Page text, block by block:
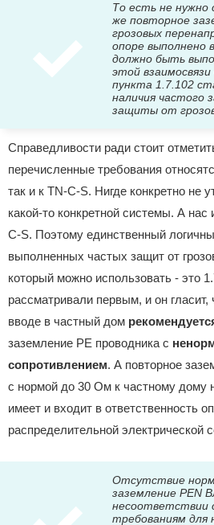
То есть не
же повторное
грозовых
опоре выполнено
должно быть
этой
пункта 1.7.102
наличия частого
защиты от
Справедливости ради стоит
перечисленные требования
так и к TN-C-S. Нигде конкретно не
какой-то конкретной системы. А нас
C-S. Поэтому единственный
выполненных частых защит от
который можно использовать - это
рассматривали первым, и он гласит,
вводе в частный дом
заземление PE проводника с
сопротивлением. А повторное
с нормой до 30 Ом к частному дому
имеет и входит в ответственность
распределительной электрической
Отсутствие
заземление PEN
несоответствии
требованиям для